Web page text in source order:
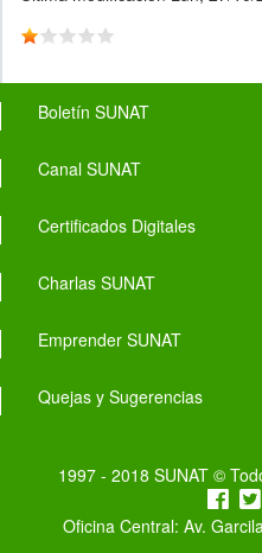
Footer menu
Boletín SUNAT
Canal SUNAT
Certificados Digitales
Charlas SUNAT
Emprender SUNAT
Quejas y Sugerencias
1997 - 2018 SUNAT ©
Oficina Central: Av.